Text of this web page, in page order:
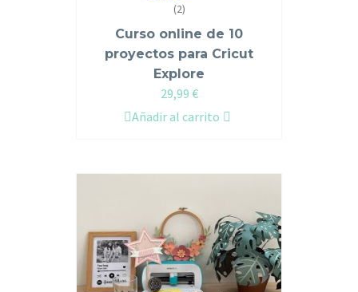
Valorado en
de 5
(2)
Curso online de 10
proyectos para Cricut
Explore
29,99 €
Añadir al carrito